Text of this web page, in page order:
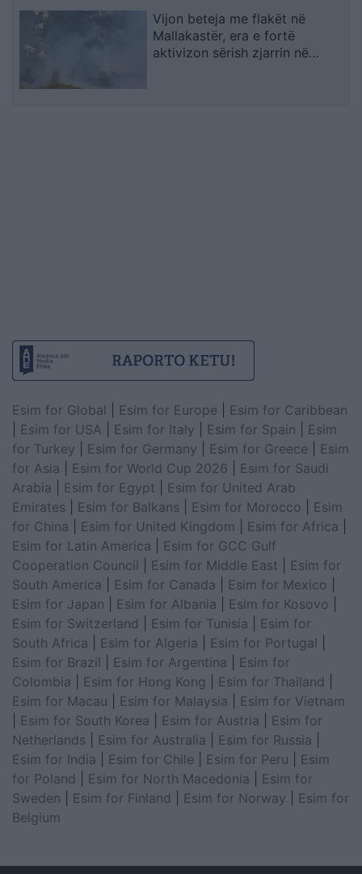
Vijon beteja me flakët në
Mallakastër, era e fortë
aktivizon sërish zjarrin në
Esim for Global Esim for Europe
Esim for Caribbean
Esim for USA Esim for Italy Esim for Spain
Esim
for Turkey
Esim for Germany Esim for Greece
Esim
for Asia
Esim for World Cup 2026
Esim for Saudi
Arabia
Esim for Egypt
Esim for United Arab
Emirates
Esim for Balkans Esim for Morocco
Esim
for China
Esim for United Kingdom Esim for Africa
Esim for Latin America
Esim for GCC Gulf
Cooperation Council
Esim for Middle East
Esim for
South America
Esim for Canada Esim for Mexico
Esim for Japan
Esim for Albania Esim for Kosovo
Esim for Switzerland
Esim for Tunisia
Esim for
South Africa
Esim for Algeria Esim for Portugal
Esim for Brazil
Esim for Argentina
Esim for
Colombia
Esim for Hong Kong Esim for Thailand
Esim for Macau
Esim for Malaysia
Esim for Vietnam
Esim for South Korea Esim for Austria
Esim for
Netherlands
Esim for Australia Esim for Russia
Esim for India
Esim for Chile Esim for Peru
Esim
for Poland
Esim for North Macedonia
Esim for
Sweden
Esim for Finland Esim for Norway
Esim for
Belgium